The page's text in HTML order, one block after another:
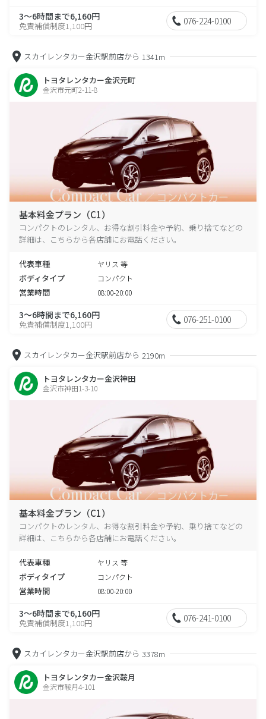
3～6時間まで6,160円
免責補償制度1,100円 076-224-0100
スカイレンタカー金沢駅前店から 1341m
トヨタレンタカー金沢元町
金沢市元町2-11-8
基本料金プラン（C1）
コンパクトのレンタル、お得な割引料金や予約、乗り捨てなどの
詳細は、こちらから各店舗にお電話ください。
代表車種 ヤリス 等
ボディタイプ コンパクト
営業時間 08:00-20:00
3～6時間まで6,160円
免責補償制度1,100円 076-251-0100
スカイレンタカー金沢駅前店から 2190m
トヨタレンタカー金沢神田
金沢市神田1-3-10
基本料金プラン（C1）
コンパクトのレンタル、お得な割引料金や予約、乗り捨てなどの
詳細は、こちらから各店舗にお電話ください。
代表車種 ヤリス 等
ボディタイプ コンパクト
営業時間 08:00-20:00
3～6時間まで6,160円
免責補償制度1,100円 076-241-0100
スカイレンタカー金沢駅前店から 3378m
トヨタレンタカー金沢鞍月
金沢市鞍月4-101